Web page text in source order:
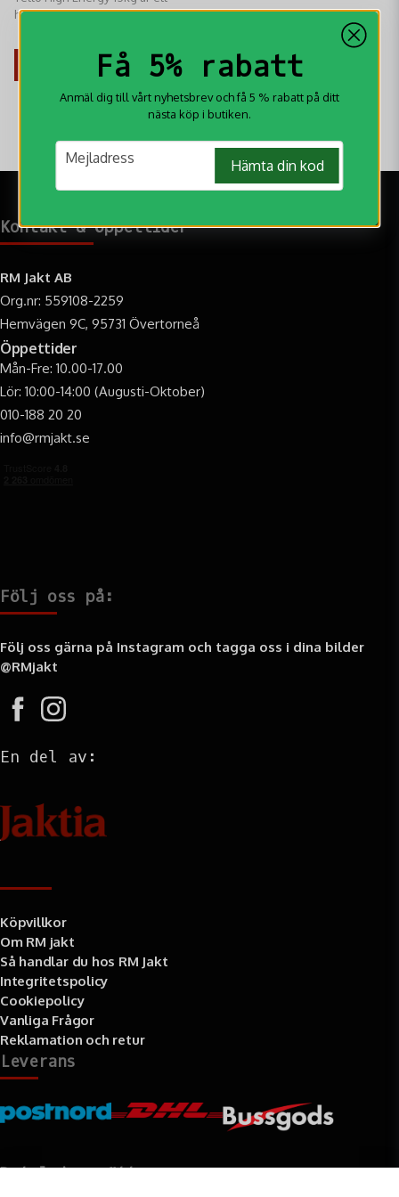
högenergifoder till hundar med
passar även bra även till dräktiga
och digivande tikar.
KÖP
Få 5% rabatt
Anmäl dig till vårt nyhetsbrev och få 5 % rabatt på ditt
nästa köp i butiken.
email
Mejladress Hämta din kod
Kontakt & öppettider
RM Jakt AB
Org.nr: 559108-2259
Hemvägen 9C, 95731 Övertorneå
Öppettider
Mån-Fre: 10.00-17.00
Lör: 10:00-14:00 (Augusti-Oktober)
010-188 20 20
info@rmjakt.se
Följ oss på:
Följ oss gärna på Instagram och tagga oss i dina bilder
@RMjakt
En del av:
Köpvillkor
Om RM jakt
Så handlar du hos RM Jakt
Integritetspolicy
Cookiepolicy
Vanliga Frågor
Reklamation och retur
Leverans
Betalningssätt